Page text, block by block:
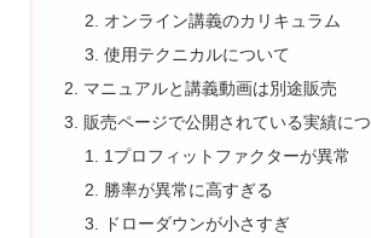
オンライン講義のカリキュラム
使用テクニカルについて
マニュアルと講義動画は別途販売
販売ページで公開されている実績に
1プロフィットファクターが異常
勝率が異常に高すぎる
ドローダウンが小さすぎ